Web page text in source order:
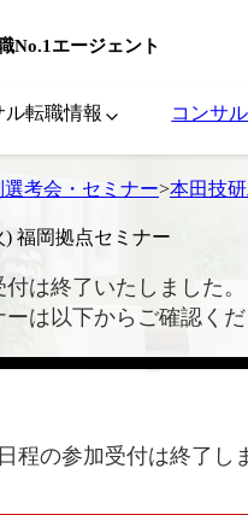
No.1エージェント
ル転職情報 コンサ
考会・セミナー>本田技
福岡拠点セミナー
は終了いたしました。
は以下からご確認くだ
程の参加受付は終了し